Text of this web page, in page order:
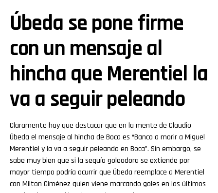
Úbeda se pone firme
con un mensaje al
hincha que Merentiel la
va a seguir peleando
Claramente hay que destacar que en la mente de Claudio
Úbeda el mensaje al hincha de Boca es “Banco a morir a Miguel
Merentiel y la va a seguir peleando en Boca”. Sin embargo, se
sabe muy bien que si la sequía goleadora se extiende por
mayor tiempo podría ocurrir que Úbeda reemplace a Merentiel
con Milton Giménez quien viene marcando goles en los últimos